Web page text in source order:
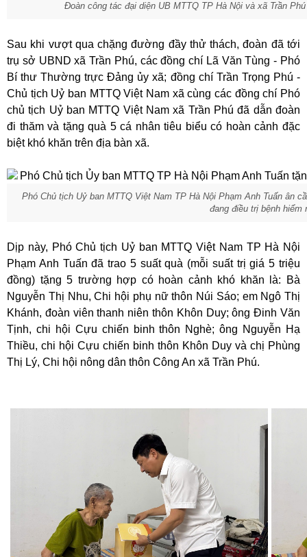
Đoàn công tác đại diện UB MTTQ TP Hà Nội và xã Trần
Sau khi vượt qua chặng đường đầy thử thách, đoàn đã tới
trụ sở UBND xã Trần Phú, các đồng chí Lã Văn Tùng - Phó
Bí thư Thường trực Đảng ủy xã; đồng chí Trần Trọng Phú -
Chủ tịch Uỷ ban MTTQ Việt Nam xã cùng các đồng chí Phó
chủ tịch Uỷ ban MTTQ Việt Nam xã Trần Phú đã dẫn đoàn
đi thăm và tặng quà 5 cá nhân tiêu biểu có hoàn cảnh đặc
biệt khó khăn trên địa bàn xã.
Phó Chủ tịch Uỷ ban MTTQ Việt Nam TP Hà Nội Phạm Anh Tuấn ân
đang điều trị bệnh hiểm
Dịp này, Phó Chủ tịch Uỷ ban MTTQ Việt Nam TP Hà Nội
Phạm Anh Tuấn đã trao 5 suất quà (mỗi suất trị giá 5 triệu
đồng) tặng 5 trường hợp có hoàn cảnh khó khăn là: Bà
Nguyễn Thị Nhu, Chi hội phụ nữ thôn Núi Sáo; em Ngô Thị
Khánh, đoàn viên thanh niên thôn Khôn Duy; ông Đinh Văn
Tịnh, chi hội Cựu chiến binh thôn Nghè; ông Nguyễn Hạ
Thiều, chi hội Cựu chiến binh thôn Khôn Duy và chị Phùng
Thị Lý, Chi hội nông dân thôn Công An xã Trần Phú.